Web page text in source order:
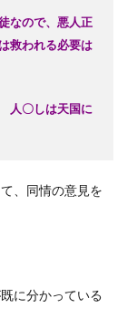
なので、悪人正
救われる必要は
人〇しは天国に
、同情の意見を
に分かっている